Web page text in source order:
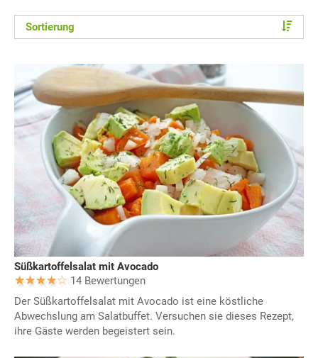
Sortierung
Süßkartoffelsalat mit Avocado
14 Bewertungen
Der Süßkartoffelsalat mit Avocado ist eine köstliche
Abwechslung am Salatbuffet. Versuchen sie dieses Rezept,
ihre Gäste werden begeistert sein.